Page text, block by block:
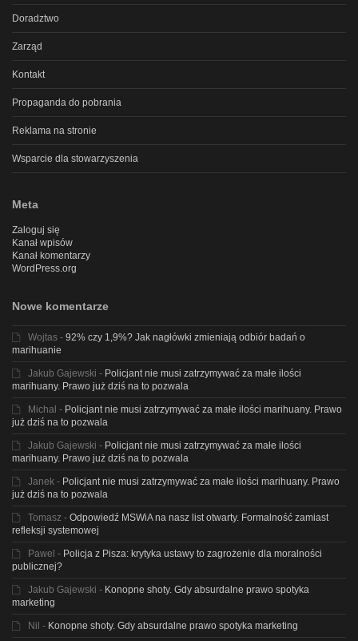
Doradztwo
Zarząd
Kontakt
Propaganda do pobrania
Reklama na stronie
Wsparcie dla stowarzyszenia
Meta
Zaloguj się
Kanał wpisów
Kanał komentarzy
WordPress.org
Nowe komentarze
Wojtas - 92% czy 1,9%? Jak nagłówki zmieniają odbiór badań o
marihuanie
Jakub Gajewski - Policjant nie musi zatrzymywać za małe ilości
marihuany. Prawo już dziś na to pozwala
Michal - Policjant nie musi zatrzymywać za małe ilości marihuany. Prawo
już dziś na to pozwala
Jakub Gajewski - Policjant nie musi zatrzymywać za małe ilości
marihuany. Prawo już dziś na to pozwala
Janek - Policjant nie musi zatrzymywać za małe ilości marihuany. Prawo
już dziś na to pozwala
Tomasz - Odpowiedź MSWiA na nasz list otwarty. Formalność zamiast
refleksji systemowej
Pawel - Policja z Pisza: krytyka ustawy to zagrożenie dla moralności
publicznej?
Jakub Gajewski - Konopne shoty. Gdy absurdalne prawo spotyka
marketing
Nil - Konopne shoty. Gdy absurdalne prawo spotyka marketing